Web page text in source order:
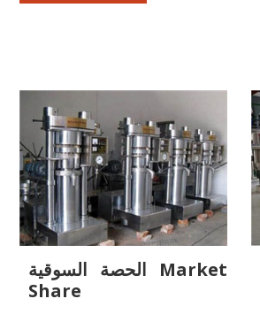
الحصة السوقية Market
Share